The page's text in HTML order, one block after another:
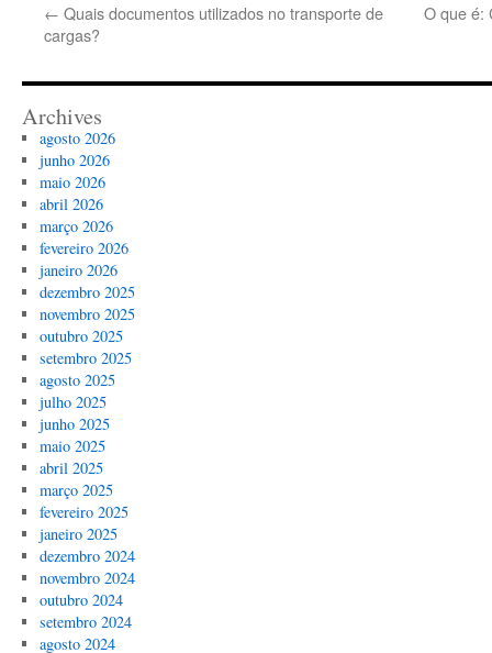
← Quais documentos utilizados no transporte de
cargas?
O que é:
Archives
agosto 2026
junho 2026
maio 2026
abril 2026
março 2026
fevereiro 2026
janeiro 2026
dezembro 2025
novembro 2025
outubro 2025
setembro 2025
agosto 2025
julho 2025
junho 2025
maio 2025
abril 2025
março 2025
fevereiro 2025
janeiro 2025
dezembro 2024
novembro 2024
outubro 2024
setembro 2024
agosto 2024